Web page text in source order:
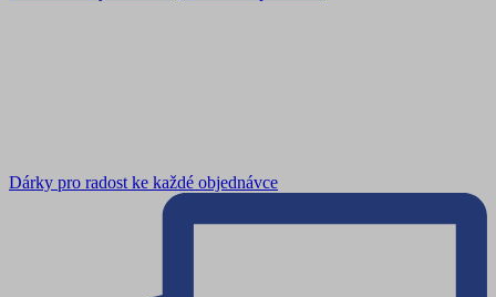
Dárky pro radost ke každé objednávce